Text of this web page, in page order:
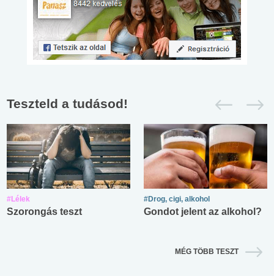
Teszteld a tudásod!
#Lélek
Szorongás teszt
#Drog, cigi, alkohol
Gondot jelent az alkohol?
MÉG TÖBB TESZT